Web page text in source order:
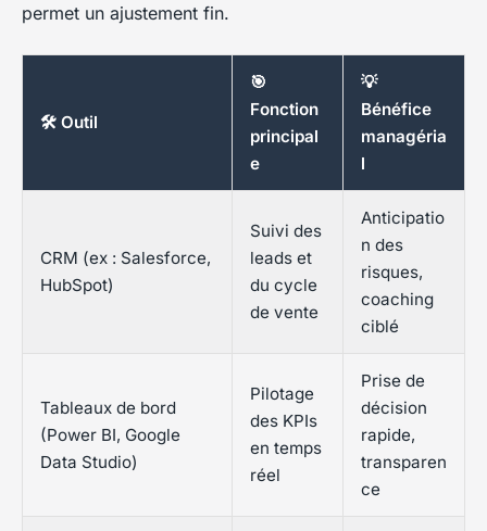
permet un ajustement fin.
🛠️ Outil
🎯
Fonction
principal
e
💡
Bénéfice
managéria
l
CRM (ex : Salesforce,
HubSpot)
Suivi des
leads et
du cycle
de vente
Anticipatio
n des
risques,
coaching
ciblé
Tableaux de bord
(Power BI, Google
Data Studio)
Pilotage
des KPIs
en temps
réel
Prise de
décision
rapide,
transparen
ce